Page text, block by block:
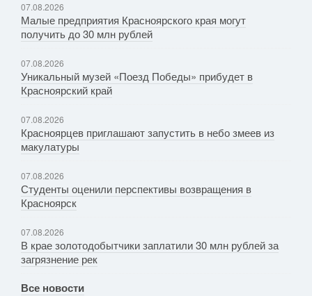
07.08.2026
Малые предприятия Красноярского края могут
получить до 30 млн рублей
07.08.2026
Уникальный музей «Поезд Победы» прибудет в
Красноярский край
07.08.2026
Красноярцев приглашают запустить в небо змеев из
макулатуры
07.08.2026
Студенты оценили перспективы возвращения в
Красноярск
07.08.2026
В крае золотодобытчики заплатили 30 млн рублей за
загрязнение рек
Все новости